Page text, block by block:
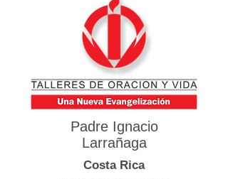
Padre Ignacio
Larrañaga
Costa Rica